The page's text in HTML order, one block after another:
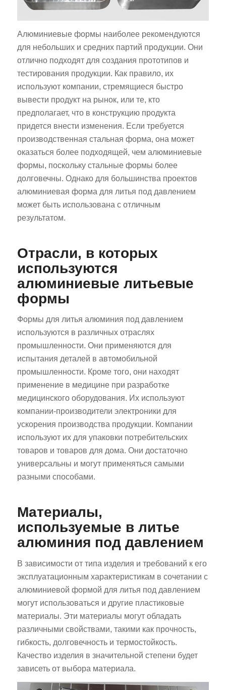
Алюминиевые формы наиболее рекомендуются
для небольших и средних партий продукции. Они
отлично подходят для создания прототипов и
тестирования продукции. Как правило, их
используют компании, стремящиеся быстро
вывести продукт на рынок, или те, кто
предполагает, что в конструкцию продукта
придется внести изменения. Если требуется
производственная стальная форма, она может
оказаться более подходящей, чем алюминиевые
формы, поскольку стальные формы более
долговечны. Однако для большинства проектов
алюминиевая форма для литья под давлением
может быть использована с отличным
результатом.
Отрасли, в которых
используются
алюминиевые литьевые
формы
Формы для литья алюминия под давлением
используются в различных отраслях
промышленности. Они применяются для
испытания деталей в автомобильной
промышленности. Кроме того, они находят
применение в медицине при разработке
медицинского оборудования. Их используют
компании-производители электроники для
ускорения производства продукции. Компании
используют их для упаковки потребительских
товаров и товаров для дома. Они достаточно
универсальны и могут применяться самыми
разными способами.
Материалы,
используемые в литье
алюминия под давлением
В зависимости от типа изделия и требований к его
эксплуатационным характеристикам в сочетании с
алюминиевой формой для литья под давлением
могут использоваться и другие пластиковые
материалы. Эти материалы могут обладать
различными свойствами, такими как прочность,
гибкость, долговечность и термостойкость.
Качество изделия в значительной степени будет
зависеть от выбора материала.